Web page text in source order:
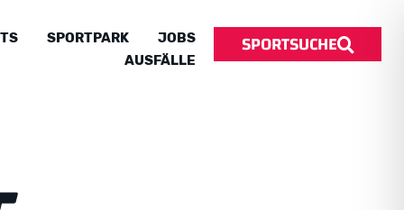
SPORTPARK
JOBS
AUSFÄLLE
SPORTSUCHE